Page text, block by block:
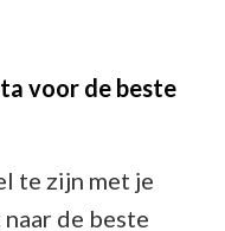
voor de beste
te zijn met je
de beste